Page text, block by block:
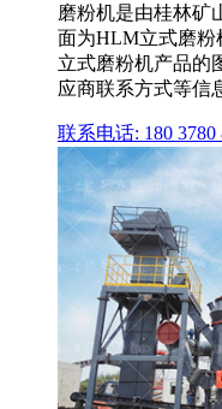
磨粉机是由桂林矿
面为HLM立式磨粉
立式磨粉机产品的
应商联系方式等信
联系电话: 180 3780